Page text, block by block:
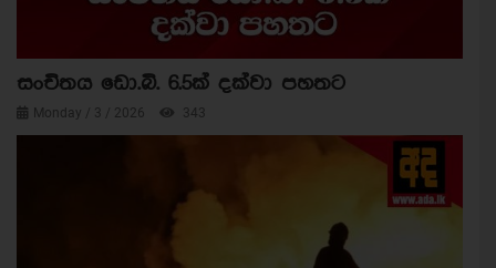
සංචිතය ඩො.බි. 6.5ක් දක්වා පහතට
Monday / 3 / 2026 343